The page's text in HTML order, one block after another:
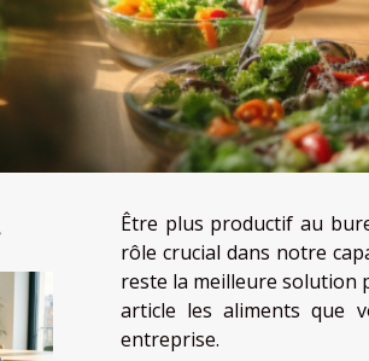
Être plus productif au
rôle crucial dans notre
reste la meilleure solution
article les aliments que
entreprise.